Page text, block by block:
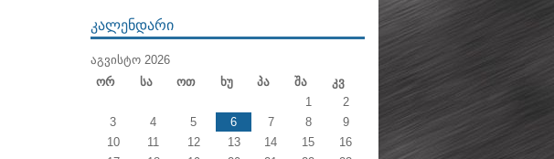
ᲙᲐᲚᲔᲜᲓᲐᲠᲘ
ᲐᲒᲕᲘᲡᲢᲝ 2026
Ორ
Სა Ოთ Ხუ Პა Შა
Კვ
1
2
3
4 5 6 7 8
9
10
11 12 13 14 15
16